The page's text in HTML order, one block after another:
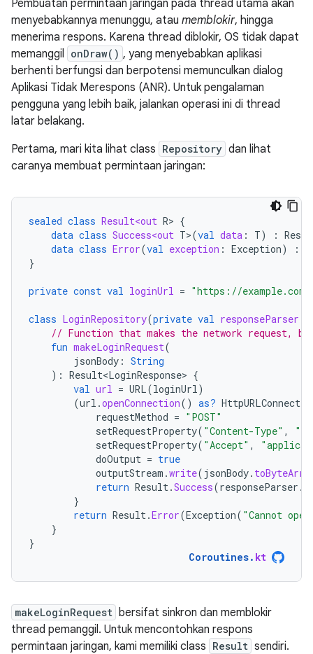
Pembuatan permintaan jaringan pada thread utama akan
menyebabkannya menunggu, atau memblokir, hingga
menerima respons. Karena thread diblokir, OS tidak dapat
memanggil onDraw() , yang menyebabkan aplikasi
berhenti berfungsi dan berpotensi memunculkan dialog
Aplikasi Tidak Merespons (ANR). Untuk pengalaman
pengguna yang lebih baik, jalankan operasi ini di thread
latar belakang.
Pertama, mari kita lihat class Repository dan lihat
caranya membuat permintaan jaringan:
sealed class Result<out R> {
data class Success<out T>(val data : T) :
data class Error(val exception : Exception) :
}
private const val loginUrl = "https://
class LoginRepository(private val responseParser
// Function that makes the network request,
fun makeLoginRequest(
jsonBody : String
): Result<LoginResponse> {
val url = URL(loginUrl)
(url .openConnection() as?
requestMethod = "POST"
setRequestProperty( "Content-Type" ,
setRequestProperty( "Accept" ,
doOutput = true
outputStream .write( jsonBody.
return Result.Success(responseParser .
}
return Result.Error(Exception( "Cannot
}
}
Coroutines. kt
makeLoginRequest bersifat sinkron dan memblokir
thread pemanggil. Untuk mencontohkan respons
permintaan jaringan, kami memiliki class Result sendiri.